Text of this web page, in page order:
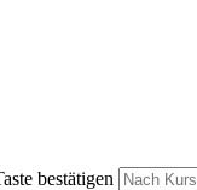
bestätigen